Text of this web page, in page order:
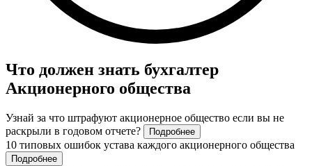
Что должен знать бухгалтер
Акционерного общества
Узнай за что штрафуют акционерное общество если вы не
раскрыли в годовом отчете?
Подробнее
10 типовых ошибок устава каждого акционерного общества
Подробнее